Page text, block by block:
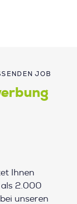
JOB
Ihnen
2.000
unseren